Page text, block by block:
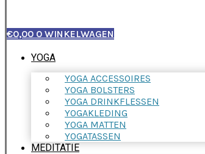
€0,00 0 WINKELWAGEN
YOGA
YOGA ACCESSOIRES
YOGA BOLSTERS
YOGA DRINKFLESSEN
YOGAKLEDING
YOGA MATTEN
YOGATASSEN
MEDITATIE